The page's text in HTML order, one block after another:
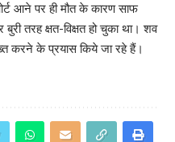
आने पर ही मौत के कारण साफ
तरह क्षत-विक्षत हो चुका था। शव
करने के प्रयास किये जा रहे हैं।